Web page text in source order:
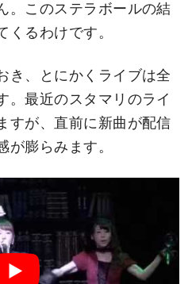
。このステラボールの結
くるわけです。
き、とにかくライブは全
。最近のスタマリのライ
すが、直前に新曲が配信
が膨らみます。